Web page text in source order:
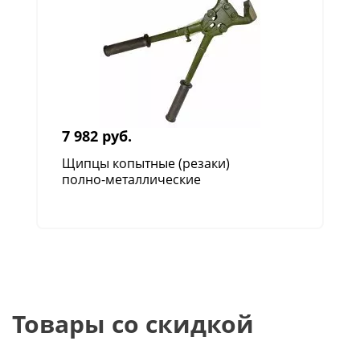
от твёрдой роговой массы.
Идеальное соотношение длины режущей
части и ширины изогнутого лезвия.
7 982 руб.
Щипцы копытные (резаки)
полно-металлические
Товары со скидкой